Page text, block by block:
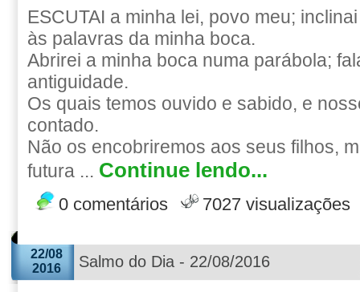
ESCUTAI a minha lei, povo meu;
às palavras da minha boca.
Abrirei a minha boca numa parábola;
antiguidade.
Os quais temos ouvido e sabido, e
contado.
Não os encobriremos aos seus filhos,
futura ... Continue lendo...
0 comentários 7027 visualizações
22/08
2016
Salmo do Dia - 22/08/2016